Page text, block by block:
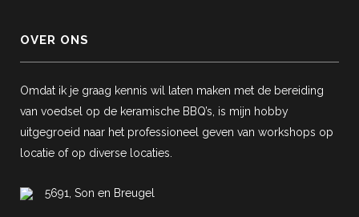
OVER ONS
Omdat ik je graag kennis wil laten maken met de bereiding
van voedsel op de keramische BBQ’s, is mijn hobby
uitgegroeid naar het professioneel geven van workshops op
locatie of op diverse locaties.
5691, Son en Breugel